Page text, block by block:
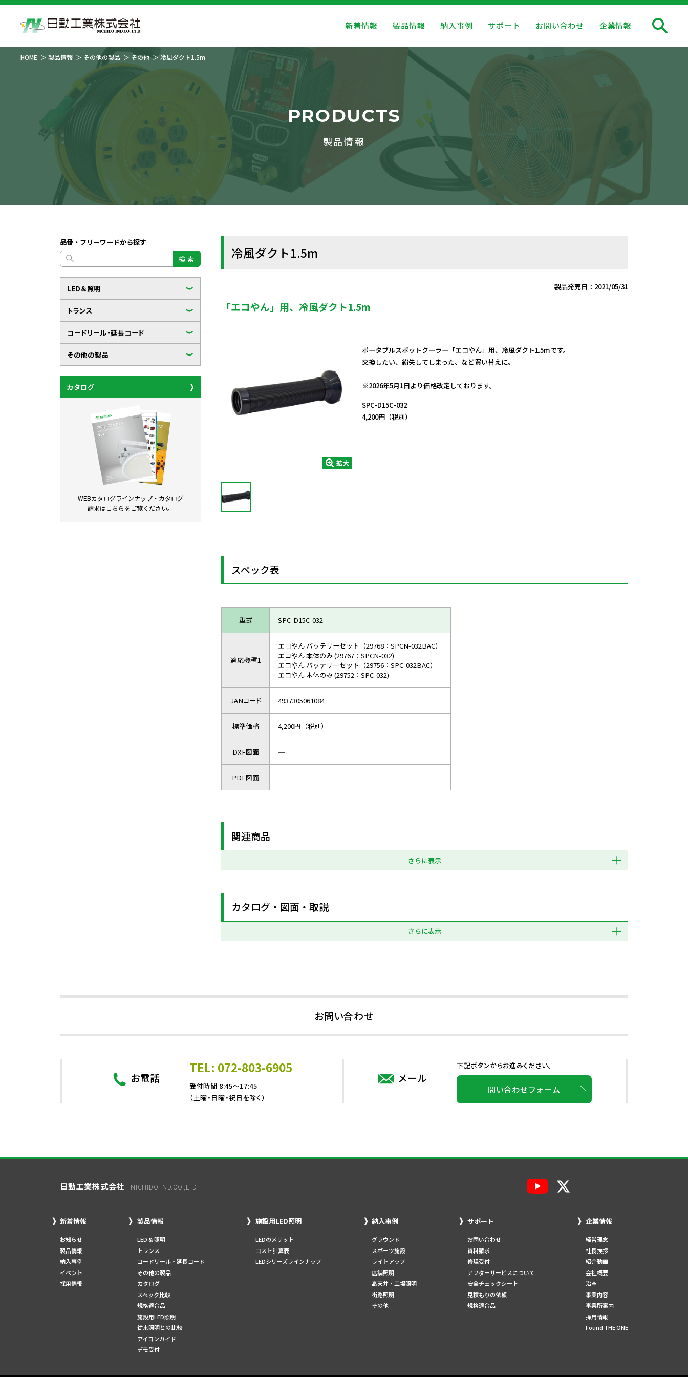
新着情報 製品情報 納入事例 サポート お問い合わせ 企業情報
HOME 製品情報 その他の製品 その他 冷風ダクト1.5m
PRODUCTS
製品情報
品番・フリーワードから探す
検 索
LED＆照明
トランス
コードリール・延長コード
その他の製品
カタログ
WEBカタログラインナップ・ カタログ
請求はこちらをご覧ください。
冷風ダクト1.5m
製品発売日：2021/05/31
「エコやん」用、冷風ダクト1.5m
拡大
ポータブルスポットクーラー「エコやん」用、冷風ダクト1.5mです。
交換したい、紛失してしまった、など買い替えに。
※2026年5月1日より価格改定しております。
SPC-D15C-032
4,200円（税別）
スペック表
型式 SPC-D15C-032
適応機種1
エコやん バッテリーセット（29768：SPCN-032BAC）
エコやん 本体のみ (29767：SPCN-032)
エコやん バッテリーセット（29756：SPC-032BAC）
エコやん 本体のみ (29752：SPC-032)
JANコード 4937305061084
標準価格 4,200円（税別）
DXF図面 ─
PDF図面 ─
関連商品
さらに表示
カタログ・図面・取説
さらに表示
お問い合わせ
お電話
TEL: 072-803-6905
受付時間 8:45～17:45
（土曜・日曜・祝日を除く）
メール
下記ボタンからお進みください。
問い合わせフォーム
日動工業株式会社 NICHIDO IND.CO.,LTD.
新着情報
お知らせ
製品情報
納入事例
イベント
採用情報
製品情報
LED & 照明
トランス
コードリール・延長コード
その他の製品
カタログ
スペック比較
規格適合品
施設用LED照明
従来照明との比較
アイコンガイド
デモ受付
施設用LED照明
LEDのメリット
コスト計算表
LEDシリーズラインナップ
納入事例
グラウンド
スポーツ施設
ライトアップ
店舗照明
高天井・工場照明
街路照明
その他
サポート
お問い合わせ
資料請求
修理受付
アフターサービスについて
安全チェックシート
見積もりの依頼
規格適合品
企業情報
経営理念
社長挨拶
紹介動画
会社概要
沿革
事業内容
事業所案内
採用情報
Found THE ONE